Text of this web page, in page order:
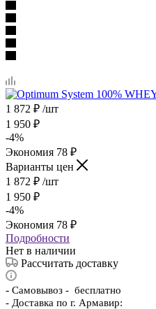
1 872 ₽ /шт
1 950 ₽
-4%
Экономия 78 ₽
Варианты цен
1 872 ₽ /шт
1 950 ₽
-4%
Экономия 78 ₽
Подробности
Нет в наличии
Рассчитать доставку
- Самовывоз - бесплатно
- Доставка по г. Армавир: